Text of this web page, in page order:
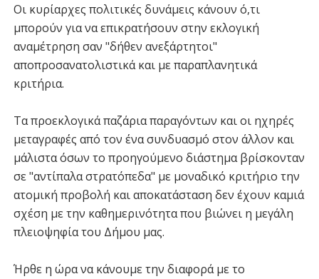
Οι κυρίαρχες πολιτικές δυνάμεις κάνουν ό,τι
μπορούν για να επικρατήσουν στην εκλογική
αναμέτρηση σαν "δήθεν ανεξάρτητοι"
αποπροσανατολιστικά και με παραπλανητικά
κριτήρια.
Τα προεκλογικά παζάρια παραγόντων και οι ηχηρές
μεταγραφές από τον ένα συνδυασμό στον άλλον και
μάλιστα όσων το προηγούμενο διάστημα βρίσκονταν
σε "αντίπαλα στρατόπεδα" με μοναδικό κριτήριο την
ατομική προβολή και αποκατάσταση δεν έχουν καμιά
σχέση με την καθημερινότητα που βιώνει η μεγάλη
πλειοψηφία του Δήμου μας.
Ήρθε η ώρα να κάνουμε την διαφορά με το